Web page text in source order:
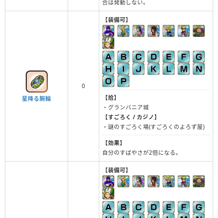
合は発動しない。
星降る腕輪
0
【装備可】
【拾】
・グランバニア城
【すごろく / カジノ】
・謎のすごろく場(すごろくのよろず屋)
【効果】
自分のすばやさが2倍になる。
【装備可】